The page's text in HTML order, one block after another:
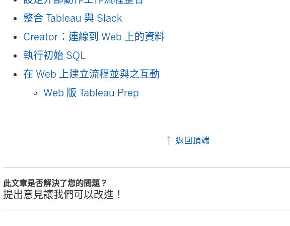
整合 Tableau 與 Slack
Creator：連線到 Web 上的資料
執行初始 SQL
在 Web 上建立流程並與之互動
Web 版 Tableau Prep
返回頂端
此文章是否解決了您的問題？
提出意見讓我們可以改進！